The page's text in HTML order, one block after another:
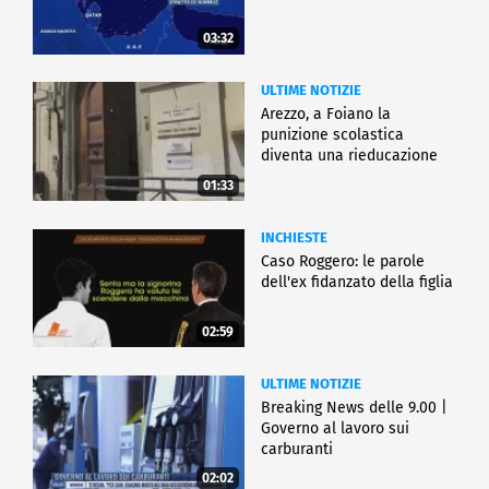
03:32
01:33
ULTIME NOTIZIE
Arezzo, a Foiano la
punizione scolastica
diventa una rieducazione
02:59
INCHIESTE
Caso Roggero: le parole
dell'ex fidanzato della figlia
02:02
ULTIME NOTIZIE
Breaking News delle 9.00 |
Governo al lavoro sui
carburanti